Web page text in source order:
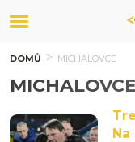
DOMŮ MICHALOVCE
MICHALOVCE